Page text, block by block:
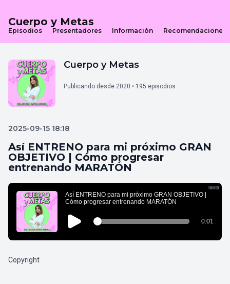
Cuerpo y Metas
Episodios Presentadores Información Recomendaciones
Cuerpo y Metas
Publicando desde 2020 • 195 episodios
2025-09-15 18:18
Así ENTRENO para mi próximo GRAN
OBJETIVO | Cómo progresar
entrenando MARATÓN
Copyright